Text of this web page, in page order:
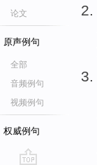
论文
原声例句
全部
音频例句
视频例句
权威例句